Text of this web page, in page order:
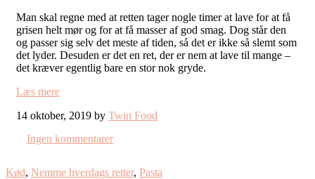
Man skal regne med at retten tager nogle timer at lave for at få
grisen helt mør og for at få masser af god smag. Dog står den
og passer sig selv det meste af tiden, så det er ikke så slemt som
det lyder. Desuden er det en ret, der er nem at lave til mange –
det kræver egentlig bare en stor nok gryde.
Læs mere
14 oktober, 2019 by Twin Food
Ingen kommentarer
Kød, Nemme hverdags retter, Pasta